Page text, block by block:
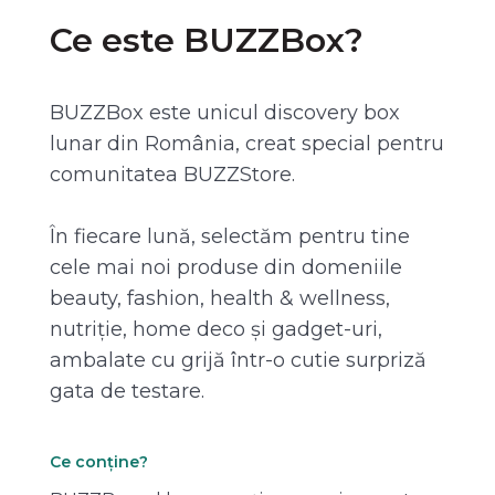
Ce este BUZZBox?
BUZZBox este unicul discovery box
lunar din România, creat special pentru
comunitatea BUZZStore.
În fiecare lună, selectăm pentru tine
cele mai noi produse din domeniile
beauty, fashion, health & wellness,
nutriție, home deco și gadget-uri,
ambalate cu grijă într-o cutie surpriză
gata de testare.
Ce conține?